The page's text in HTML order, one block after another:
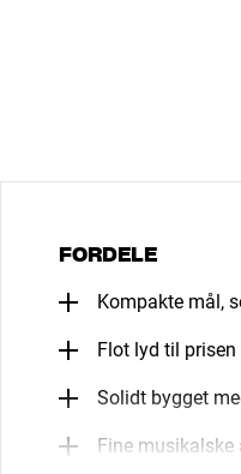
FORDELE
Kompakte mål,
Flot lyd til prisen
Solidt bygget
Fine